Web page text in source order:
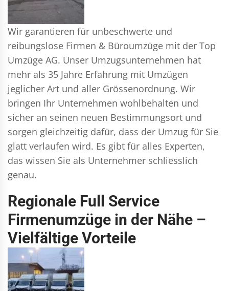
Wir garantieren für unbeschwerte und
reibungslose Firmen & Büroumzüge mit der Top
Umzüge AG. Unser Umzugsunternehmen hat
mehr als 35 Jahre Erfahrung mit Umzügen
jeglicher Art und aller Grössenordnung. Wir
bringen Ihr Unternehmen wohlbehalten und
sicher an seinen neuen Bestimmungsort und
sorgen gleichzeitig dafür, dass der Umzug für Sie
glatt verlaufen wird. Es gibt für alles Experten,
das wissen Sie als Unternehmer schliesslich
genau.
Regionale Full Service
Firmenumzüge in der Nähe –
Vielfältige Vorteile